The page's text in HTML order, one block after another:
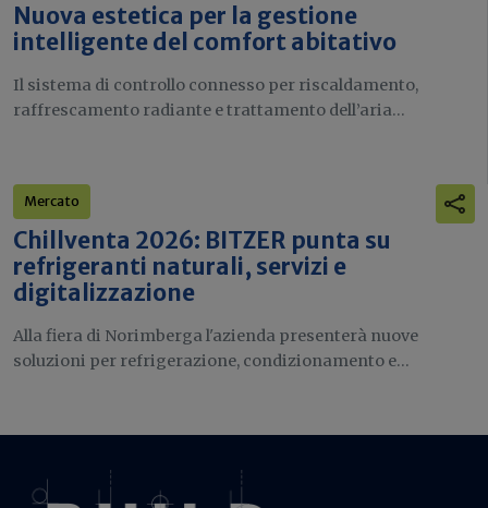
Nuova estetica per la gestione
intelligente del comfort abitativo
Il sistema di controllo connesso per riscaldamento,
raffrescamento radiante e trattamento dell’aria...
Mercato
Chillventa 2026: BITZER punta su
refrigeranti naturali, servizi e
digitalizzazione
Alla fiera di Norimberga l'azienda presenterà nuove
soluzioni per refrigerazione, condizionamento e...